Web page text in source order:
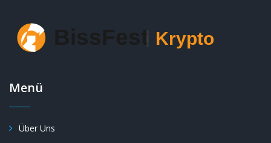
Menü
Über Uns